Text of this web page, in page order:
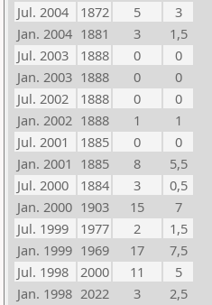
Jul. 2004
1872 5
3
Jan. 2004 1881 3
1,5
Jul. 2003
1888 0
0
Jan. 2003 1888 0
0
Jul. 2002
1888 0
0
Jan. 2002 1888 1
1
Jul. 2001
1885 0
0
Jan. 2001 1885 8
5,5
Jul. 2000
1884 3
0,5
Jan. 2000 1903 15
7
Jul. 1999
1977 2
1,5
Jan. 1999 1969 17
7,5
Jul. 1998
2000 11
5
Jan. 1998 2022 3
2,5